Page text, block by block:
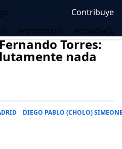
Contribuye
PERIODISMO ECONOMÍA
Torres:
nada
DIEGO PABLO (CHOLO)